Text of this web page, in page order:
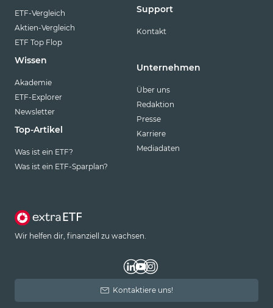
ETF-Vergleich
Aktien-Vergleich
ETF Top Flop
Wissen
Akademie
ETF-Explorer
Newsletter
Top-Artikel
Was ist ein ETF?
Was ist ein ETF-Sparplan?
Support
Kontakt
Unternehmen
Über uns
Redaktion
Presse
Karriere
Mediadaten
Wir helfen dir, finanziell zu wachsen.
Kontaktiere uns!